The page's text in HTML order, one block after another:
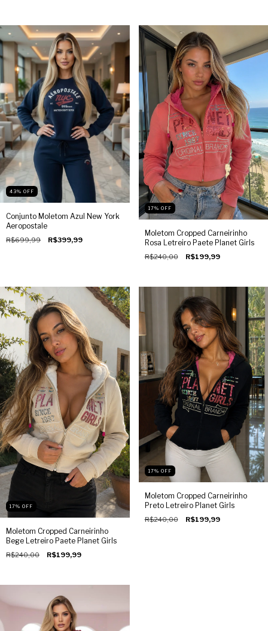
43% OFF
Conjunto Moletom Azul New York
Aeropostale
R$699,99 R$399,99
17% OFF
Moletom Cropped Carneirinho
Rosa Letreiro Paete Planet Girls
R$240,00 R$199,99
17% OFF
Moletom Cropped Carneirinho
Bege Letreiro Paete Planet Girls
R$240,00 R$199,99
17% OFF
Moletom Cropped Carneirinho
Preto Letreiro Planet Girls
R$240,00 R$199,99